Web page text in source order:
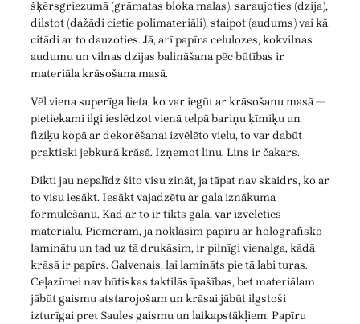
šķērsgriezumā (grāmatas bloka malas), saraujoties (dzija),
dilstot (dažādi cietie polimateriāli), staipot (audums) vai kā
citādi ar to dauzoties. Jā, arī papīra celulozes, kokvilnas
audumu un vilnas dzijas balināšana pēc būtības ir
materiāla krāsošana masā.
Vēl viena superīga lieta, ko var iegūt ar krāsošanu masā —
pietiekami ilgi ieslēdzot vienā telpā bariņu ķīmiķu un
fiziķu kopā ar dekorēšanai izvēlēto vielu, to var dabūt
praktiski jebkurā krāsā. Izņemot linu. Lins ir čakars.
Dikti jau nepalīdz šito visu zināt, ja tāpat nav skaidrs, ko ar
to visu iesākt. Iesākt vajadzētu ar gala iznākuma
formulēšanu. Kad ar to ir tikts galā, var izvēlēties
materiālu. Piemēram, ja noklāsim papīru ar hologrāfisko
laminātu un tad uz tā drukāsim, ir pilnīgi vienalga, kādā
krāsā ir papīrs. Galvenais, lai lamināts pie tā labi turas.
Ceļazīmei nav būtiskas taktilās īpašības, bet materiālam
jābūt gaismu atstarojošam un krāsai jābūt ilgstoši
izturīgai pret Saules gaismu un laikapstākļiem. Papīru